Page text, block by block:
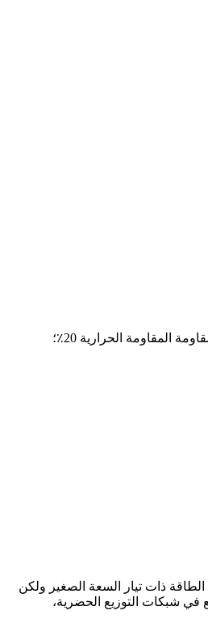
الحرارية 20٪؛
محطات الطاقة ذات تيار السعة الصغير ولكن
في شبكات التوزيع الحضرية،